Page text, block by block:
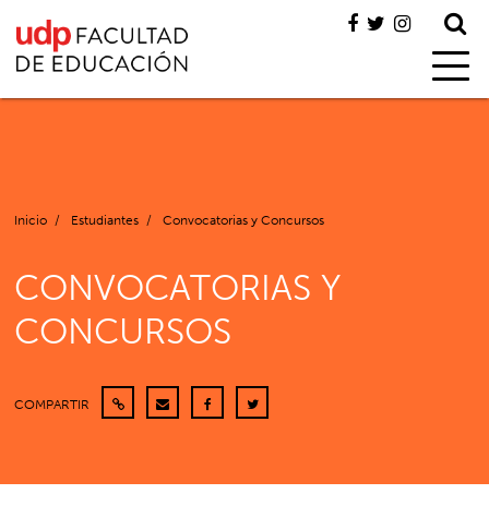
Inicio / Estudiantes / Convocatorias y Concursos
CONVOCATORIAS Y
CONCURSOS
COMPARTIR